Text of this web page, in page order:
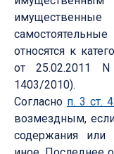
относятся к
от 25.02.2011
1403/2010).
Согласно п. 3 ст.
возмездным,
содержания или